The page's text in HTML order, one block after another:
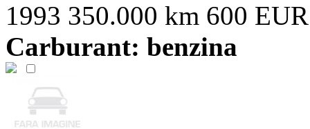
1993 350.000 km 600 EUR
Carburant: benzina